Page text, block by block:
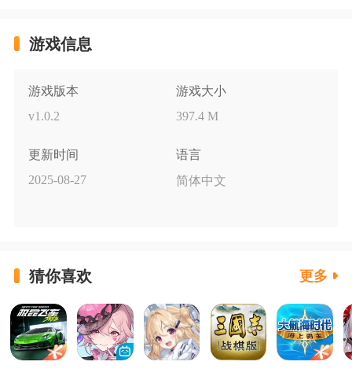
游戏信息
游戏版本
v1.0.2
游戏大小
397.4 M
更新时间
2025-08-27
语言
简体中文
猜你喜欢 更多